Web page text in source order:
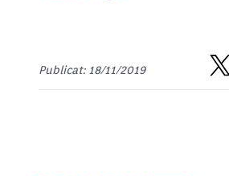
Publicat: 18/11/2019